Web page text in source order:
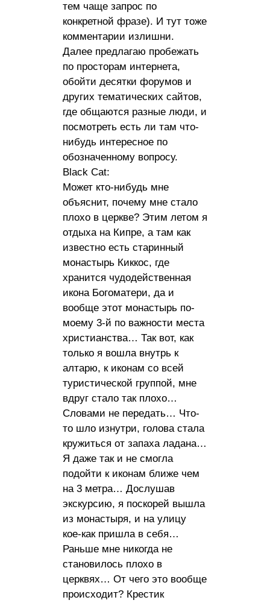
тем чаще запрос по
конкретной фразе). И тут тоже
комментарии излишни.
Далее предлагаю пробежать
по просторам интернета,
обойти десятки форумов и
других тематических сайтов,
где общаются разные люди, и
посмотреть есть ли там что-
нибудь интересное по
обозначенному вопросу.
Black Cat:
Может кто-нибудь мне
объяснит, почему мне стало
плохо в церкве? Этим летом я
отдыха на Кипре, а там как
известно есть старинный
монастырь Киккос, где
хранится чудодейственная
икона Богоматери, да и
вообще этот монастырь по-
моему 3-й по важности места
христианства… Так вот, как
только я вошла внутрь к
алтарю, к иконам со всей
туристической группой, мне
вдруг стало так плохо…
Словами не передать… Что-
то шло изнутри, голова стала
кружиться от запаха ладана…
Я даже так и не смогла
подойти к иконам ближе чем
на 3 метра… Дослушав
экскурсию, я поскорей вышла
из монастыря, и на улицу
кое-как пришла в себя…
Раньше мне никогда не
становилось плохо в
церквях… От чего это вообще
происходит? Крестик